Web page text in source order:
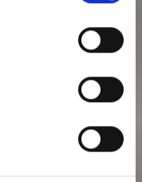
DE LA PLACE